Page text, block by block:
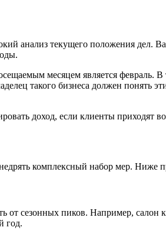
анализ текущего положения дел.
месяцем является февраль.
такого бизнеса должен понять
комплексный набор мер. Ниже
от сезонных пиков. Например, салон
год.